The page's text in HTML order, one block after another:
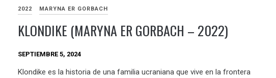
2022 MARYNA ER GORBACH
KLONDIKE (MARYNA ER GORBACH – 2022)
SEPTIEMBRE 5, 2024
Klondike es la historia de una familia ucraniana que vive en la frontera